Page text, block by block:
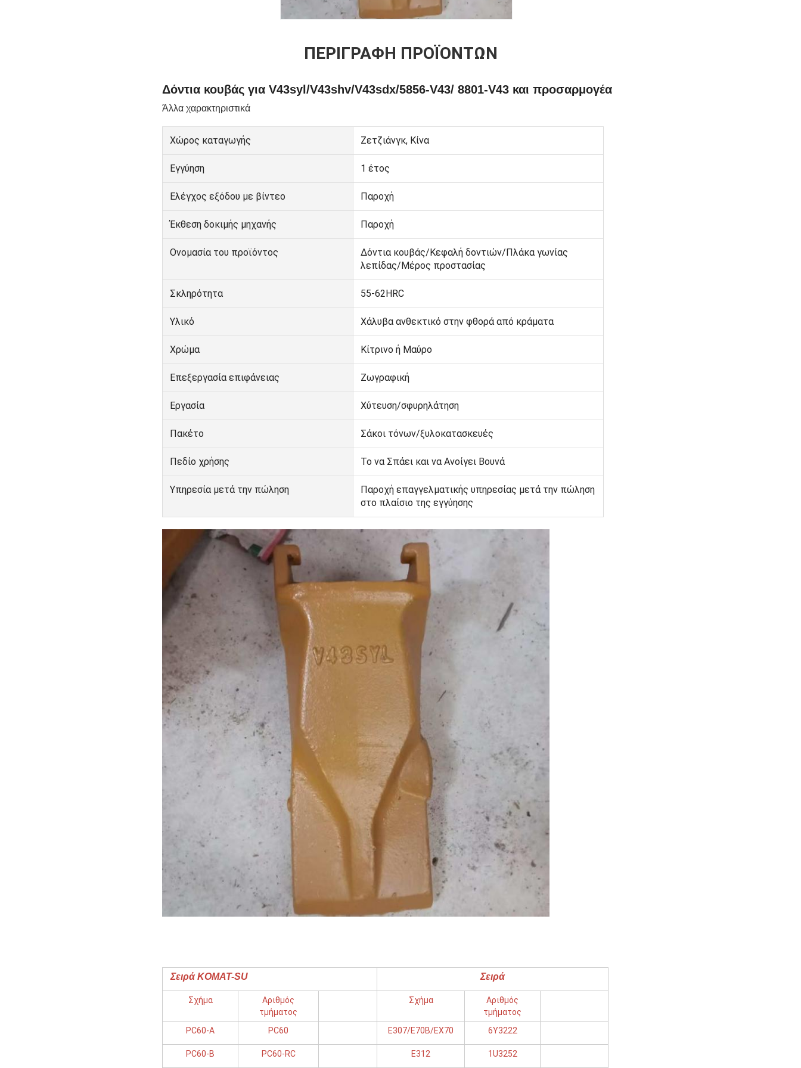
ΠΕΡΙΓΡΑΦΉ ΠΡΟΪΌΝΤΩΝ
Δόντια κουβάς για V43syl/V43shv/V43sdx/5856-V43/ 8801-V43 και προσαρμογέα
Άλλα χαρακτηριστικά
Χώρος καταγωγής Ζετζιάνγκ, Κίνα
Εγγύηση 1 έτος
Ελέγχος εξόδου με βίντεο Παροχή
Έκθεση δοκιμής μηχανής Παροχή
Ονομασία του προϊόντος
Δόντια κουβάς/Κεφαλή δοντιών/Πλάκα γωνίας
λεπίδας/Μέρος προστασίας
Σκληρότητα 55-62HRC
Υλικό Χάλυβα ανθεκτικό στην φθορά από κράματα
Χρώμα Κίτρινο ή Μαύρο
Επεξεργασία επιφάνειας Ζωγραφική
Εργασία Χύτευση/σφυρηλάτηση
Πακέτο Σάκοι τόνων/ξυλοκατασκευές
Πεδίο χρήσης Το να Σπάει και να Ανοίγει Βουνά
Υπηρεσία μετά την πώληση
Παροχή επαγγελματικής υπηρεσίας μετά την πώληση
στο πλαίσιο της εγγύησης
Σειρά KOMAT-SU Σειρά
Σχήμα
Αριθμός
τμήματος
Σχήμα
Αριθμός
τμήματος
PC60-Α
PC60 E307/E70B/EX70 6Y3222
PC60-Β PC60-RC Ε312 1U3252